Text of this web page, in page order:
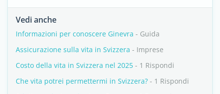
Vedi anche
Informazioni per conoscere Ginevra - Guida
Assicurazione sulla vita in Svizzera - Imprese
Costo della vita in Svizzera nel 2025 - 1 Rispondi
Che vita potrei permettermi in Svizzera? - 1 Rispondi